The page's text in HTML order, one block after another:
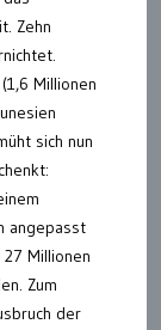
Zehn
Millionen
sich nun
angepasst
Millionen
Zum
der